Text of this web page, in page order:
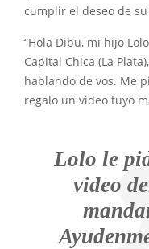
cumplir el deseo de
“Hola Dibu, mi hijo
Capital Chica (La
hablando de vos. Me
regalo un video tuyo
Lolo le
video